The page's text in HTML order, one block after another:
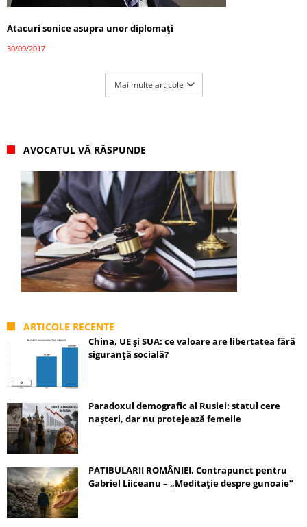
Atacuri sonice asupra unor diplomați
30/09/2017
Mai multe articole
AVOCATUL VĂ RĂSPUNDE
ARTICOLE RECENTE
China, UE și SUA: ce valoare are libertatea fără
siguranță socială?
Paradoxul demografic al Rusiei: statul cere
nașteri, dar nu protejează femeile
PATIBULARII ROMÂNIEI. Contrapunct pentru
Gabriel Liiceanu – „Meditație despre gunoaie”